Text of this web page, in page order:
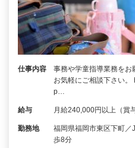
仕事内容
事務や学童指導業務をお
お気軽にご相談下さい
p…
給与 月給240,000円以上（賞
勤務地
福岡県福岡市東区下町／
歩8分